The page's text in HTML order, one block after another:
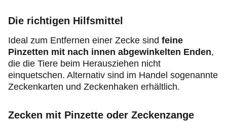
Die richtigen Hilfsmittel
Ideal zum Entfernen einer Zecke sind feine
Pinzetten mit nach innen abgewinkelten Enden,
die die Tiere beim Herausziehen nicht
einquetschen. Alternativ sind im Handel sogenannte
Zeckenkarten und Zeckenhaken erhältlich.
Zecken mit Pinzette oder Zeckenzange